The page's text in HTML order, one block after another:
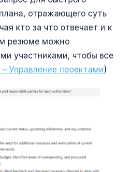
отражающего суть
кто за что отвечает и к
резюме можно
участниками, чтобы все
– Управление проектами)